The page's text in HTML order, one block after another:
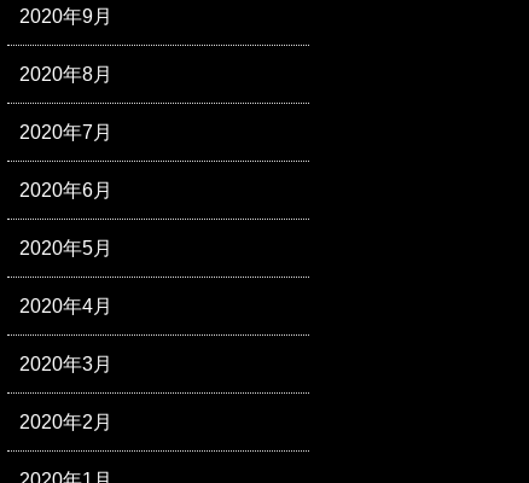
2020年9月
2020年8月
2020年7月
2020年6月
2020年5月
2020年4月
2020年3月
2020年2月